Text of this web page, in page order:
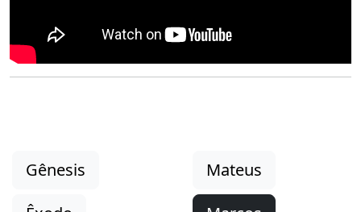
Gênesis
Mateus